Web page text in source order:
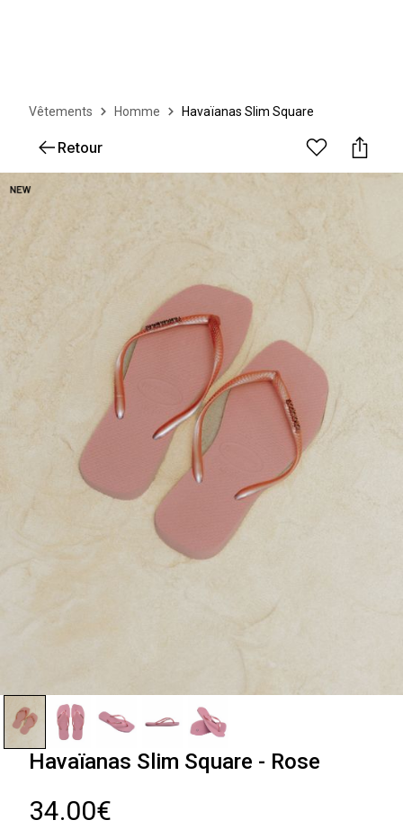
Vêtements Homme Havaïanas Slim Square
Retour
Havaïanas Slim Square - Rose
34.00€